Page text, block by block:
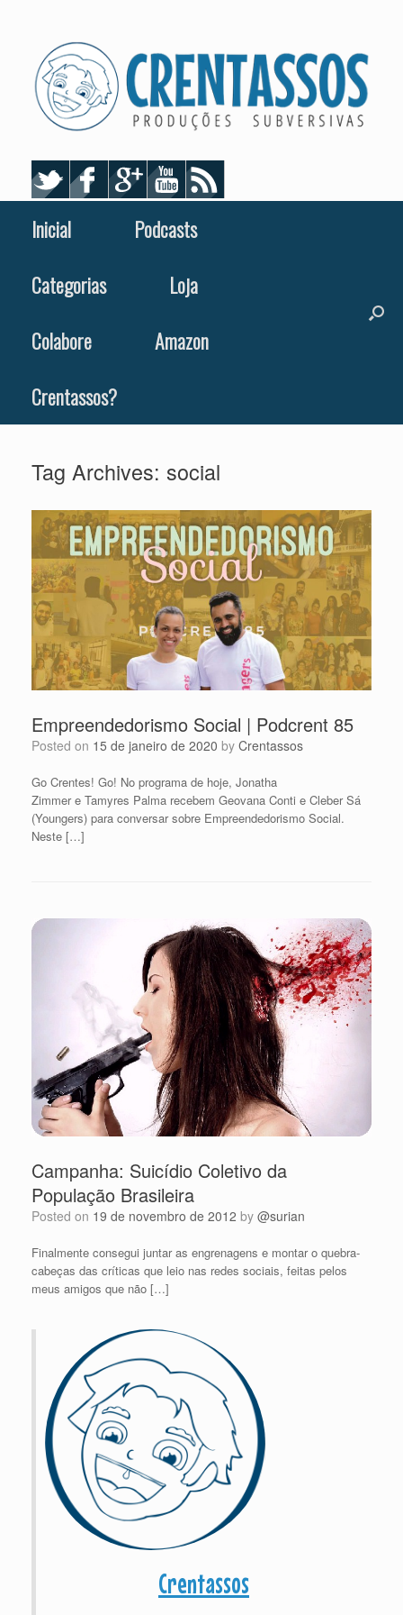
Inicial
Podcasts
Categorias
Loja
Colabore
Amazon
Crentassos?
Tag Archives: social
Empreendedorismo Social | Podcrent 85
Posted on 15 de janeiro de 2020 by Crentassos
Go Crentes! Go! No programa de hoje, Jonatha
Zimmer e Tamyres Palma recebem Geovana Conti e Cleber Sá
(Youngers) para conversar sobre Empreendedorismo Social.
Neste […]
Campanha: Suicídio Coletivo da
População Brasileira
Posted on 19 de novembro de 2012 by @surian
Finalmente consegui juntar as engrenagens e montar o quebra-
cabeças das críticas que leio nas redes sociais, feitas pelos
meus amigos que não […]
Crentassos